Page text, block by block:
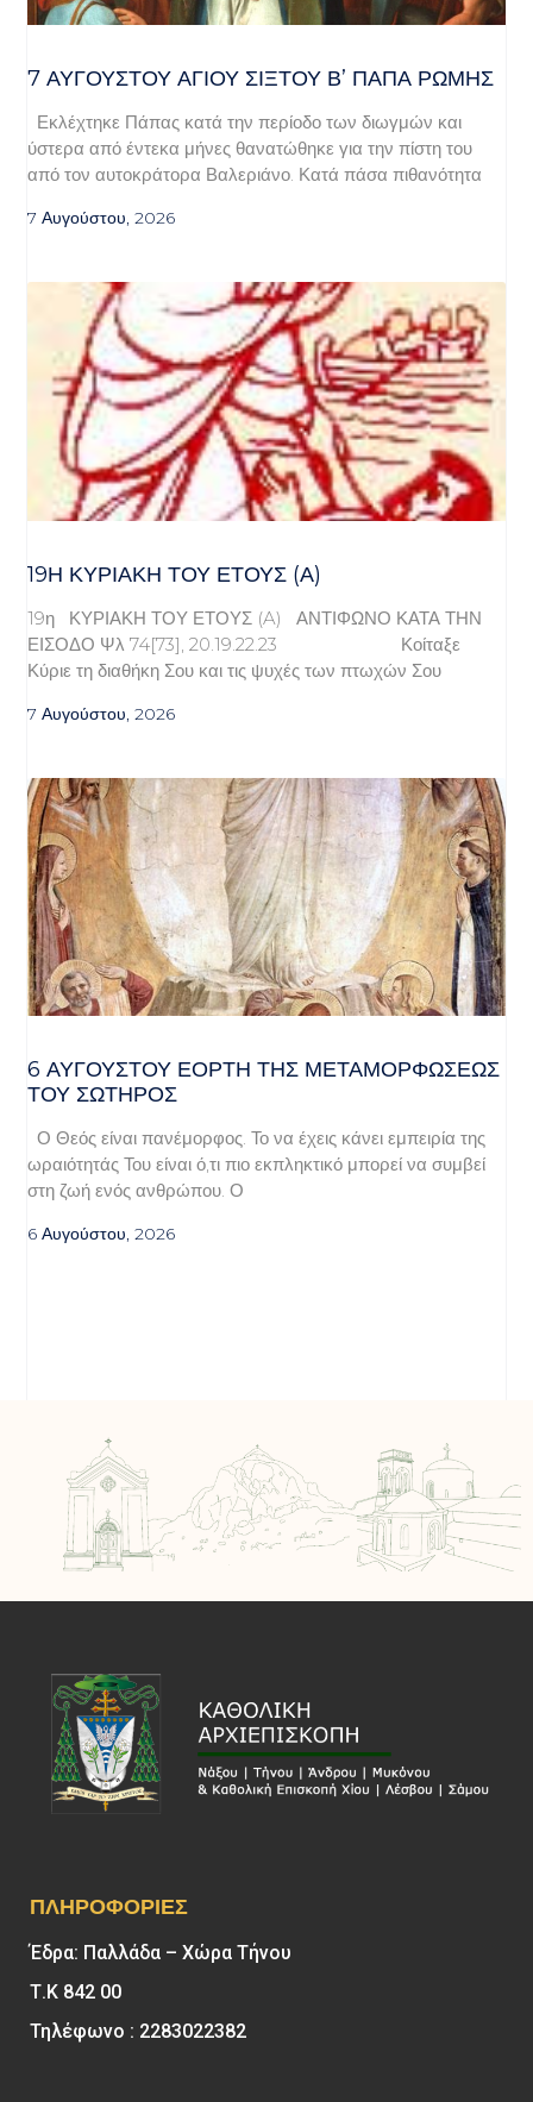
7 ΑΥΓΟΥΣΤΟΥ ΑΓΙΟΥ ΣΙΞΤΟΥ Β’ ΠΑΠΑ ΡΩΜΗΣ
Εκλέχτηκε Πάπας κατά την περίοδο των διωγμών και
ύστερα από έντεκα μήνες θανατώθηκε για την πίστη του
από τον αυτοκράτορα Βαλεριάνο. Κατά πάσα πιθανότητα
7 Αυγούστου, 2026
19Η ΚΥΡΙΑΚΉ ΤΟΥ ΈΤΟΥΣ (Α)
19η ΚΥΡΙΑΚΗ ΤΟΥ ΕΤΟΥΣ (A) ΑΝΤΙΦΩΝΟ ΚΑΤΑ ΤΗΝ
ΕΙΣΟΔΟ Ψλ 74[73], 20.19.22.23 Κοίταξε
Κύριε τη διαθήκη Σου και τις ψυχές των πτωχών Σου
7 Αυγούστου, 2026
6 ΑΥΓΟΥΣΤΟΥ ΕΟΡΤΗ ΤΗΣ ΜΕΤΑΜΟΡΦΩΣΕΩΣ
ΤΟΥ ΣΩΤΗΡΟΣ
Ο Θεός είναι πανέμορφος. Το να έχεις κάνει εμπειρία της
ωραιότητάς Του είναι ό,τι πιο εκπληκτικό μπορεί να συμβεί
στη ζωή ενός ανθρώπου. Ο
6 Αυγούστου, 2026
ΠΛΗΡΟΦΟΡΊΕΣ
Έδρα: Παλλάδα – Χώρα Τήνου
Τ.Κ 842 00
Τηλέφωνο : 2283022382